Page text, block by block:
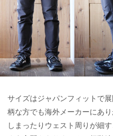
サイズはジャパンフィットで
柄な方でも海外メーカーにあ
しまったりウェスト周りが細